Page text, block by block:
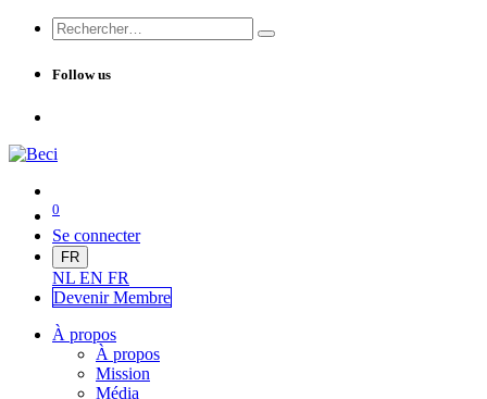
Follow us
0
Se connecter
FR
NL EN FR
Devenir Membre
À propos
À propos
Mission
Média